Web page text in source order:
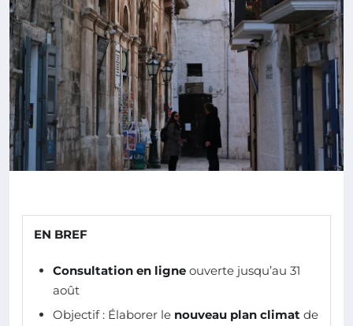
EN BREF
Consultation en ligne ouverte jusqu’au 31
août
Objectif : Élaborer le nouveau plan climat de